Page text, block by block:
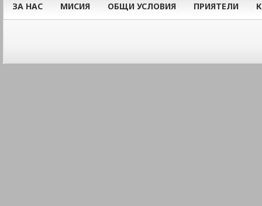
ЗА НАС МИСИЯ ОБЩИ УСЛОВИЯ ПРИЯТЕЛИ